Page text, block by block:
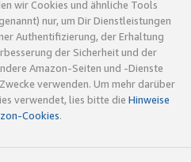
wir Cookies und ähnliche Tools
nur, um Dir Dienstleistungen
Authentifizierung, der Erhaltung
der Sicherheit und der
Amazon-Seiten und -Dienste
verwenden. Um mehr darüber
verwendet, lies bitte die Hinweise
Cookies.